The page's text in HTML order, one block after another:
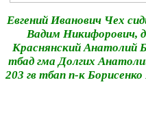
Евгений Иванович Чех
Вадим Никифорович,
Краснянский Анатолий
тбад гма Долгих
203 гв тбап п-к